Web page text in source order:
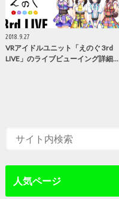
2018.9.27
VRアイドルユニット「えのぐ 3rd
LIVE」のライブビューイング詳細…
人気ページ